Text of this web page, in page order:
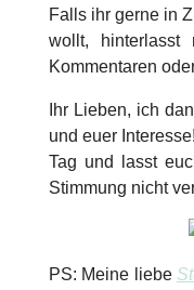
Falls ihr gerne in
wollt,
Kommentaren
Ihr Lieben, ich
und euer
Tag und lasst
Stimmung nicht
PS: Meine liebe